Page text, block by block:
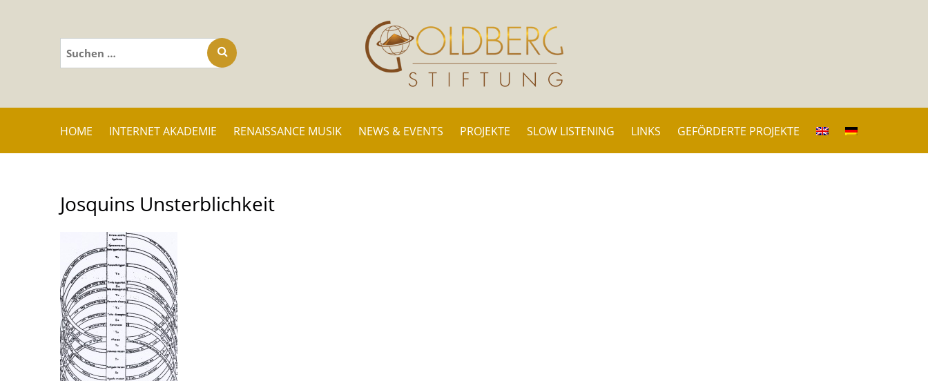
Suchen
nach:
HOME INTERNET AKADEMIE RENAISSANCE MUSIK NEWS & EVENTS PROJEKTE SLOW LISTENING LINKS GEFÖRDERTE PROJEKTE
Josquins Unsterblichkeit